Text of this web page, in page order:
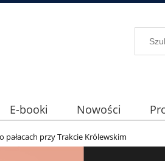
E-booki Nowości
przy Trakcie Królewskim